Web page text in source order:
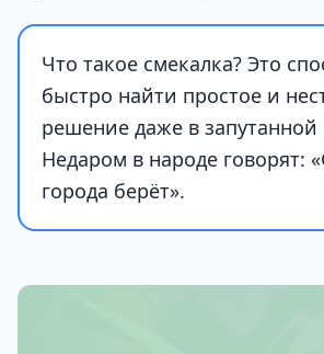
Что такое смекалка? Это
быстро найти простое и
решение даже в запутанной
Недаром в народе говорят:
города берёт».